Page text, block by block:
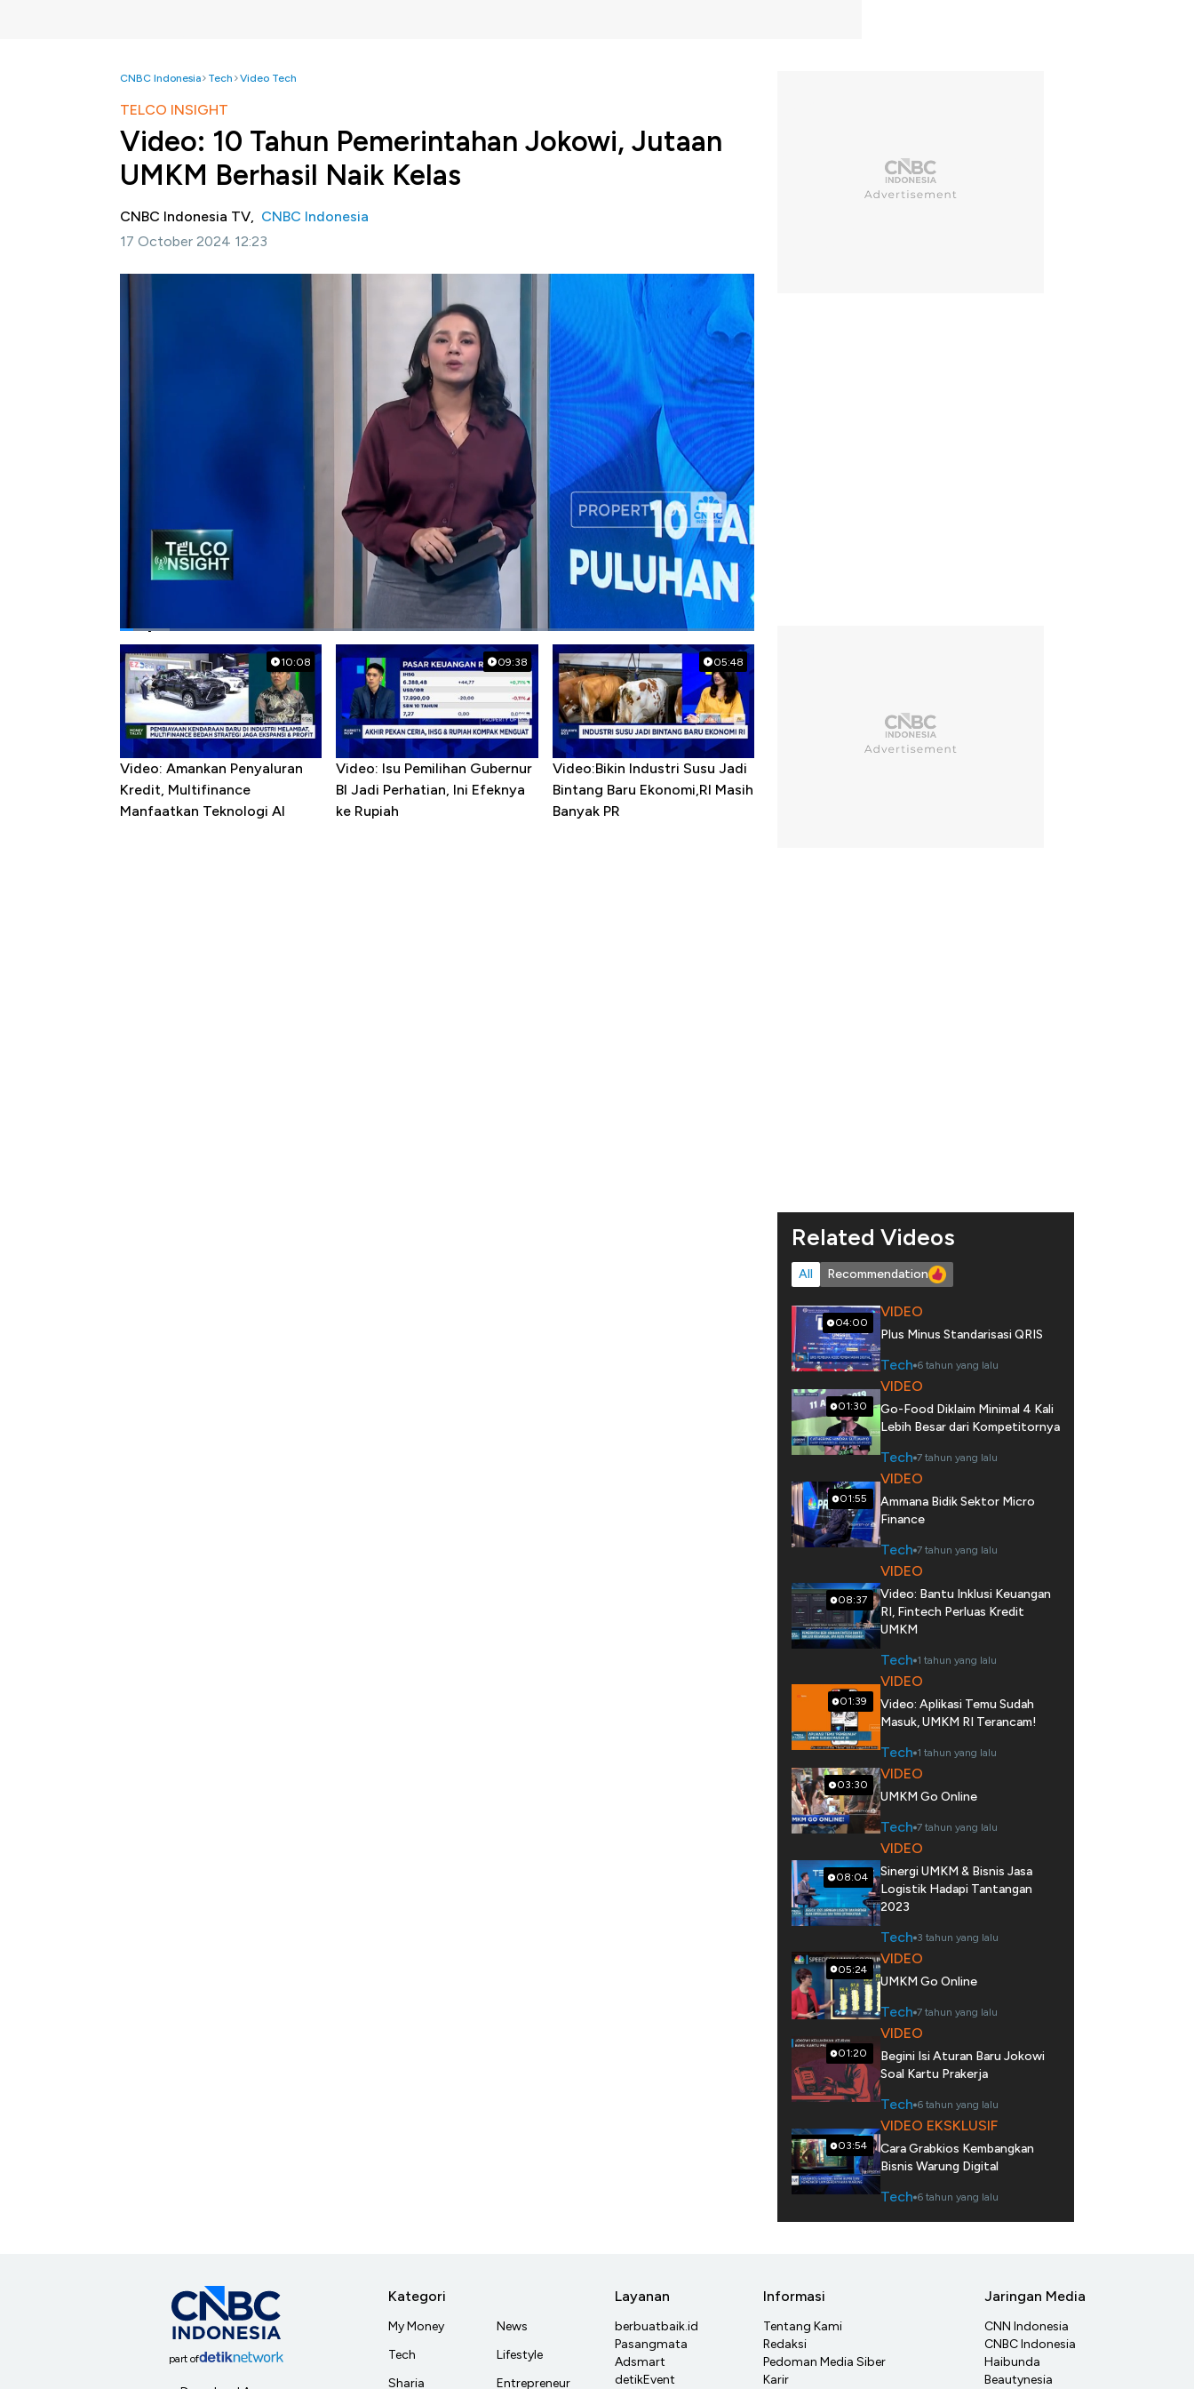
CNBC Indonesia Tech Video Tech
TELCO INSIGHT
Video: 10 Tahun Pemerintahan Jokowi, Jutaan
UMKM Berhasil Naik Kelas
CNBC Indonesia TV, CNBC Indonesia
17 October 2024 12:23
Digitalisasi kini masif dirasakan masyarakat dan berbagai sektor,
termasuk UMKM yang menilai digitalisasi proses transaksi sebagai contoh dapat mempersingkat jalur
distribusi pelaku usaha ke konsumen atau end user.
Simak informasi selengkapnya dalam program Profit CNBC Indonesia (Kamis, 17/10/2024) berikut ini.
#bakti kominfo #umkm digital
10:08
Video: Amankan Penyaluran
Kredit, Multifinance
Manfaatkan Teknologi AI
09:38
Video: Isu Pemilihan Gubernur
BI Jadi Perhatian, Ini Efeknya
ke Rupiah
05:48
Video:Bikin Industri Susu Jadi
Bintang Baru Ekonomi,RI Masih
Banyak PR
Related Videos
All Recommendation
04:00
VIDEO
Plus Minus Standarisasi QRIS
Tech 6 tahun yang lalu
01:30
VIDEO
Go-Food Diklaim Minimal 4 Kali
Lebih Besar dari Kompetitornya
Tech 7 tahun yang lalu
01:55
VIDEO
Ammana Bidik Sektor Micro
Finance
Tech 7 tahun yang lalu
08:37
VIDEO
Video: Bantu Inklusi Keuangan
RI, Fintech Perluas Kredit
UMKM
Tech 1 tahun yang lalu
01:39
VIDEO
Video: Aplikasi Temu Sudah
Masuk, UMKM RI Terancam!
Tech 1 tahun yang lalu
03:30
VIDEO
UMKM Go Online
Tech 7 tahun yang lalu
08:04
VIDEO
Sinergi UMKM & Bisnis Jasa
Logistik Hadapi Tantangan
2023
Tech 3 tahun yang lalu
05:24
VIDEO
UMKM Go Online
Tech 7 tahun yang lalu
01:20
VIDEO
Begini Isi Aturan Baru Jokowi
Soal Kartu Prakerja
Tech 6 tahun yang lalu
03:54
VIDEO EKSKLUSIF
Cara Grabkios Kembangkan
Bisnis Warung Digital
Tech 6 tahun yang lalu
part of
Kategori
My Money
Tech
Sharia
News
Lifestyle
Entrepreneur
Layanan
berbuatbaik.id
Pasangmata
Adsmart
detikEvent
Informasi
Tentang Kami
Redaksi
Pedoman Media Siber
Karir
Jaringan Media
CNN Indonesia
CNBC Indonesia
Haibunda
Beautynesia